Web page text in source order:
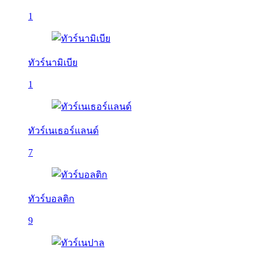
1
ทัวร์นามิเบีย
1
ทัวร์เนเธอร์แลนด์
7
ทัวร์บอลติก
9